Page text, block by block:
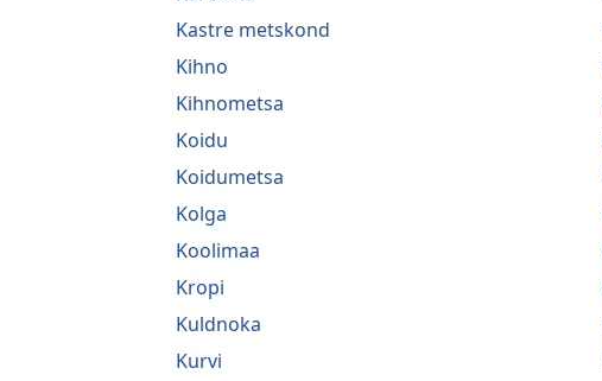
Kastre metskond
Kihno
Kihnometsa
Koidu
Koidumetsa
Kolga
Koolimaa
Kropi
Kuldnoka
Kurvi